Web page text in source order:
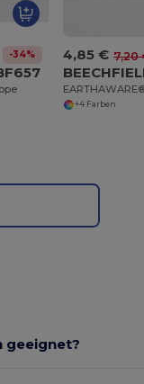
-34% 4,85 € 7,20
+4 Farben
geeignet?